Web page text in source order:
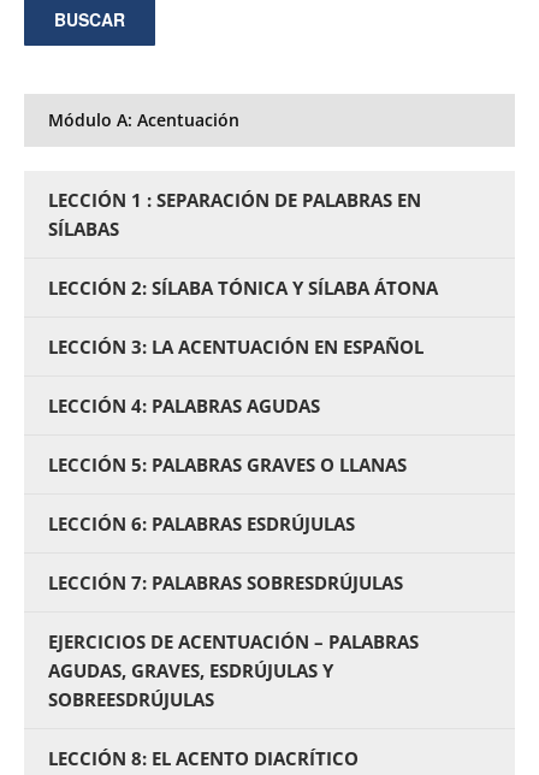
Módulo A: Acentuación
LECCIÓN 1 : SEPARACIÓN DE PALABRAS EN
SÍLABAS
LECCIÓN 2: SÍLABA TÓNICA Y SÍLABA ÁTONA
LECCIÓN 3: LA ACENTUACIÓN EN ESPAÑOL
LECCIÓN 4: PALABRAS AGUDAS
LECCIÓN 5: PALABRAS GRAVES O LLANAS
LECCIÓN 6: PALABRAS ESDRÚJULAS
LECCIÓN 7: PALABRAS SOBRESDRÚJULAS
EJERCICIOS DE ACENTUACIÓN – PALABRAS
AGUDAS, GRAVES, ESDRÚJULAS Y
SOBREESDRÚJULAS
LECCIÓN 8: EL ACENTO DIACRÍTICO